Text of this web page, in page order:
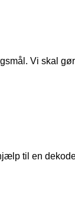
Vi skal
til en